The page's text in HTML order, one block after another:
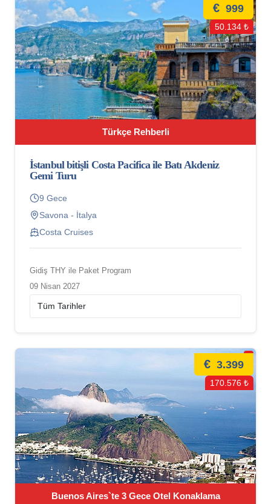
Türkçe Rehberli
€ 999
50.134 ₺
İstanbul bitişli Costa Pacifica ile Batı Akdeniz
Gemi Turu
9 Gece
Savona - İtalya
Costa Cruises
Gidiş THY ile Paket Program
09 Nisan 2027
Buenos Aires`te 3 Gece Otel Konaklama
€ 3.399
170.576 ₺